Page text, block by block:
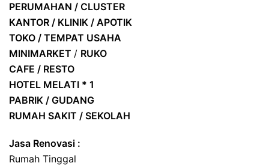
PERUMAHAN / CLUSTER
KANTOR / KLINIK / APOTIK
TOKO / TEMPAT USAHA
MINIMARKET / RUKO
CAFE / RESTO
HOTEL MELATI * 1
PABRIK / GUDANG
RUMAH SAKIT / SEKOLAH
Jasa Renovasi :
Rumah Tinggal